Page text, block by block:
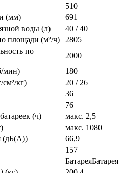
510
(мм)
691
воды (л)
40 / 40
площади (м²/ч)
2805
по
2000
мин)
180
кг)
20 / 26
36
76
(ч)
макс. 2,5
макс. 1080
(дБ(А))
66,9
157
БатареяБатарея